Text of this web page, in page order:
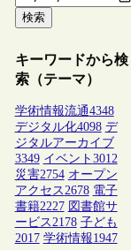
検索
キーワードから検
索（テーマ）
学術情報流通4348
デジタル化4098 デ
ジタルアーカイブ
3349 イベント 3012
災害2754 オープン
アクセス2678 電子
書籍2227 図書館サ
ービス2178 子ども
2017 学術情報1947